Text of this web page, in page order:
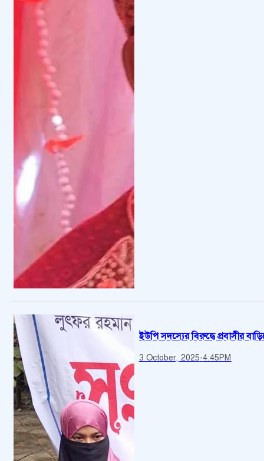
ইউপি সদস্যের বিরুদ্ধে প্রবাসীর
3 October, 2025-4:45PM